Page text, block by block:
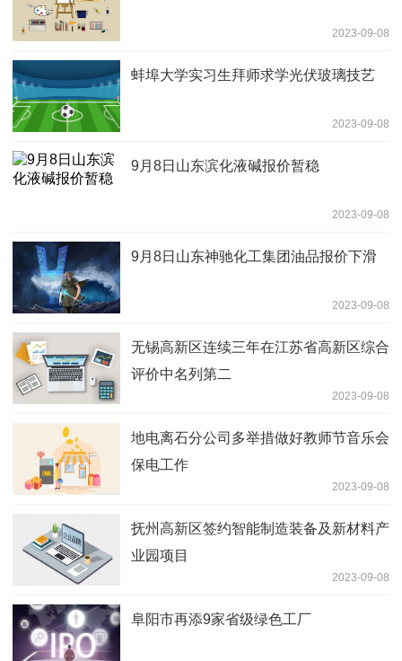
2023-09-08
蚌埠大学实习生拜师求学光伏玻璃技艺
2023-09-08
9月8日山东滨化液碱报价暂稳
2023-09-08
9月8日山东神驰化工集团油品报价下滑
2023-09-08
无锡高新区连续三年在江苏省高新区综合
评价中名列第二
2023-09-08
地电离石分公司多举措做好教师节音乐会
保电工作
2023-09-08
抚州高新区签约智能制造装备及新材料产
业园项目
2023-09-08
阜阳市再添9家省级绿色工厂